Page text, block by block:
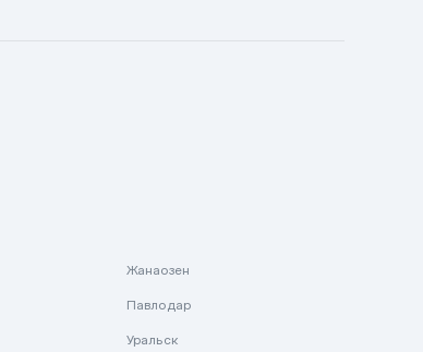
Жанаозен
Павлодар
Уральск